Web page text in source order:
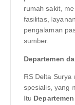
rumah sakit,
fasilitas,
pengalaman
sumber.
Departemen
RS Delta Surya
spesialis, yang
Itu